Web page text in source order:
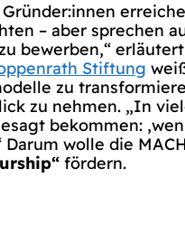
– aber sprechen
bewerben,“
Stiftung
zu
zu nehmen. „In
bekommen:
Darum wolle die
fördern.